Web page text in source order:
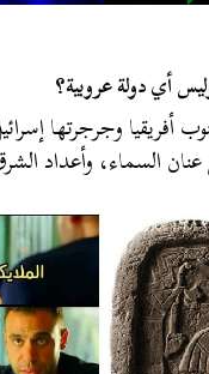
أي دولة عروبية؟
أفريقيا وجرجرتها
عنان السماء، وأعداد